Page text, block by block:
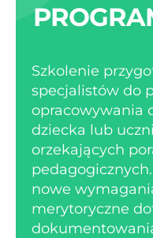
Szkolenie
specjalistów do
opracowywania
dziecka lub
orzekających
nowe
merytoryczne